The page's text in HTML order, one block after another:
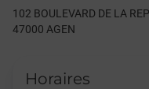
102 BOULEVARD DE LA
47000 AGEN
Horaires